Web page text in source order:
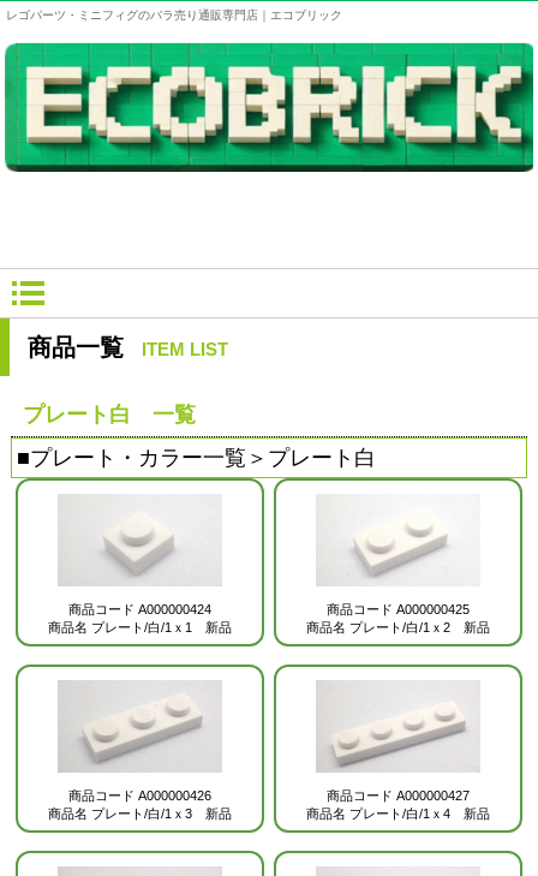
レゴパーツ・ミニフィグのバラ売り通販専門店｜エコブリック
商品一覧 ITEM LIST
プレート白 一覧
■プレート・カラー一覧 ＞プレート白
商品コード A000000424
商品名 プレート/白/1ｘ1 新品
商品コード A000000425
商品名 プレート/白/1ｘ2 新品
商品コード A000000426
商品名 プレート/白/1ｘ3 新品
商品コード A000000427
商品名 プレート/白/1ｘ4 新品